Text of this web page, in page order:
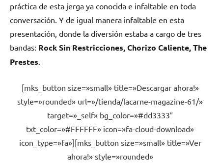
práctica de esta jerga ya conocida e infaltable en toda
conversación. Y de igual manera infaltable en esta
presentación, donde la diversión estaba a cargo de tres
bandas: Rock Sin Restricciones, Chorizo Caliente, The
Prestes
[mks_button size=»small» title=»Descargar ahora!»
style=»rounded» url=»/tienda/lacarne-magazine-61/»
target=»_self» bg_color=»#dd3333″
txt_color=»#FFFFFF» icon=»fa-cloud-download»
icon_type=»fa»][mks_button size=»small» title=»Ver
ahora!» style=»rounded»